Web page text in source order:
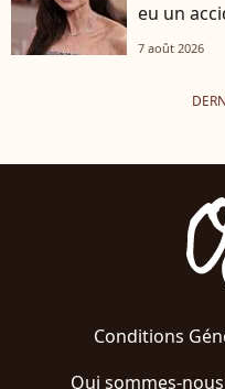
eu un
7 août 2026
Conditions
Qui sommes-nous